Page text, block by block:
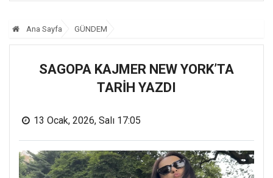
Ana Sayfa GÜNDEM
SAGOPA KAJMER NEW YORK’TA
TARİH YAZDI
13 Ocak, 2026, Salı 17:05